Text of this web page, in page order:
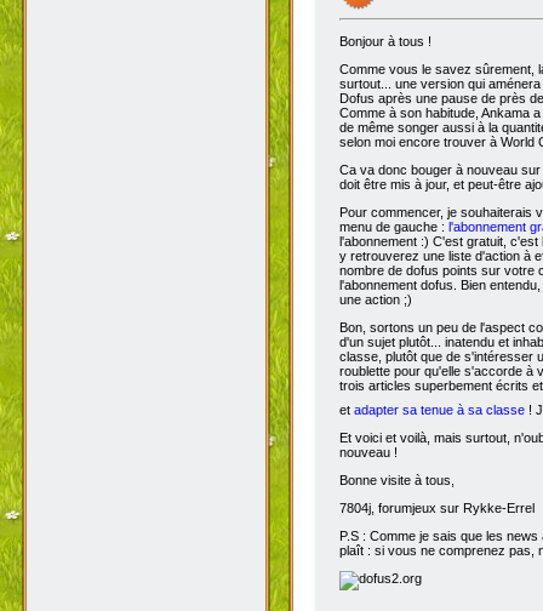
Bonjour à tous !
Comme vous le savez sûrement,
surtout... une version qui
Dofus après une pause de près
Comme à son habitude, Ankama
de même songer aussi à la
selon moi encore trouver à World
Ca va donc bouger à nouveau
doit être mis à jour, et peut-être
Pour commencer, je
menu de gauche : l'abonnement
l'abonnement :) C'est gratuit,
y retrouverez une liste d'action à
nombre de dofus points sur votre
l'abonnement dofus. Bien
une action ;)
Bon, sortons un peu de l'aspect
d'un sujet plutôt... inatendu et
classe, plutôt que de s'intéresser
roublette pour qu'elle s'accorde à
trois articles superbement écrits
et adapter sa tenue à sa classe !
Et voici et voilà, mais surtout,
nouveau !
Bonne visite à tous,
7804j, forumjeux sur Rykke-Errel
P.S : Comme je sais que les
plaît : si vous ne comprenez pas,